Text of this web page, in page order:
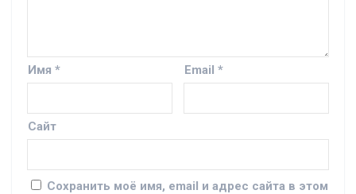
Имя * Email *
Сайт
Сохранить моё имя, email и адрес сайта в этом